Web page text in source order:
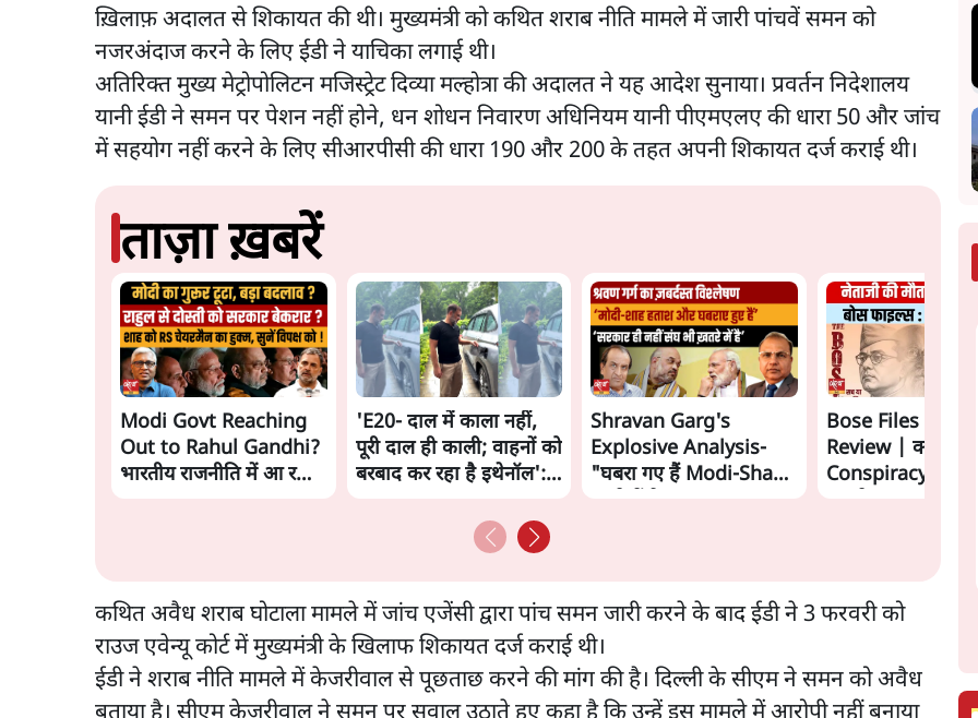
ख़िलाफ़ अदालत से शिकायत की थी। मुख्यमंत्री को कथित शराब नीति मामले में जारी पांचवें समन को
नजरअंदाज करने के लिए ईडी ने याचिका लगाई थी।
अतिरिक्त मुख्य मेट्रोपोलिटन मजिस्ट्रेट दिव्या मल्होत्रा की अदालत ने यह आदेश सुनाया। प्रवर्तन निदेशालय
यानी ईडी ने समन पर पेशन नहीं होने, धन शोधन निवारण अधिनियम यानी पीएमएलए की धारा 50 और जांच
में सहयोग नहीं करने के लिए सीआरपीसी की धारा 190 और 200 के तहत अपनी शिकायत दर्ज कराई थी।
ताज़ा ख़बरें
Modi Govt Reaching
Out to Rahul Gandhi?
भारतीय राजनीति में आ रहा
'E20- दाल में काला नहीं,
पूरी दाल ही काली; वाहनों को
बरबाद कर रहा है इथेनॉल':
Shravan Garg's
Explosive Analysis-
"घबरा गए हैं Modi-Shah,
Bose Files Film
Review | क्या
Conspiracy का
कथित अवैध शराब घोटाला मामले में जांच एजेंसी द्वारा पांच समन जारी करने के बाद ईडी ने 3 फरवरी को
राउज एवेन्यू कोर्ट में मुख्यमंत्री के खिलाफ शिकायत दर्ज कराई थी।
ईडी ने शराब नीति मामले में केजरीवाल से पूछताछ करने की मांग की है। दिल्ली के सीएम ने समन को अवैध